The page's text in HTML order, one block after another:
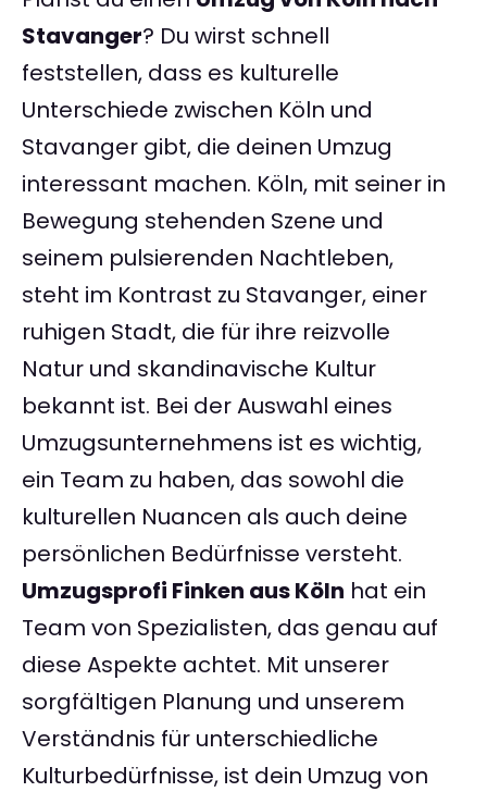
Stavanger? Du wirst schnell
feststellen, dass es kulturelle
Unterschiede zwischen Köln und
Stavanger gibt, die deinen Umzug
interessant machen. Köln, mit seiner in
Bewegung stehenden Szene und
seinem pulsierenden Nachtleben,
steht im Kontrast zu Stavanger, einer
ruhigen Stadt, die für ihre reizvolle
Natur und skandinavische Kultur
bekannt ist. Bei der Auswahl eines
Umzugsunternehmens ist es wichtig,
ein Team zu haben, das sowohl die
kulturellen Nuancen als auch deine
persönlichen Bedürfnisse versteht.
Umzugsprofi Finken aus Köln hat ein
Team von Spezialisten, das genau auf
diese Aspekte achtet. Mit unserer
sorgfältigen Planung und unserem
Verständnis für unterschiedliche
Kulturbedürfnisse, ist dein Umzug von